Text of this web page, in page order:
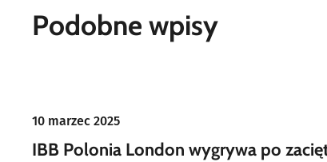
Podobne wpisy
10 marzec 2025
IBB Polonia London wygrywa po